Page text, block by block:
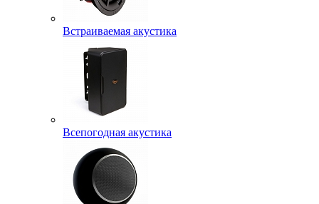
Встраиваемая акустика
Всепогодная акустика